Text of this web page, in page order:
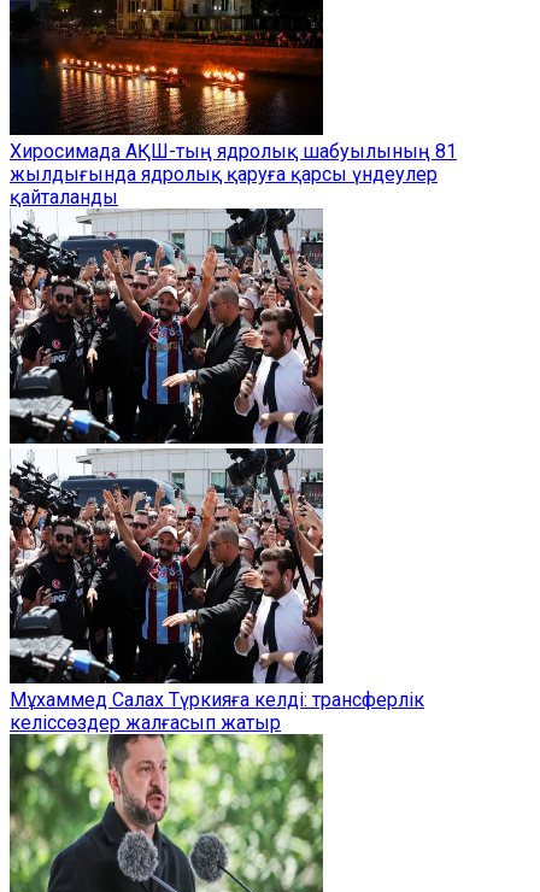
Хиросимада АҚШ-тың ядролық шабуылының 81
жылдығында ядролық қаруға қарсы үндеулер
қайталанды
Мұхаммед Салах Түркияға келді: трансферлік
келіссөздер жалғасып жатыр